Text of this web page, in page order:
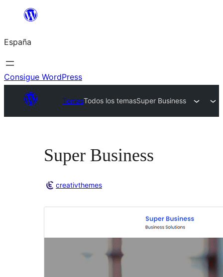
Saltar
contenido
España
Consigue WordPress
TemasTodos los temasSuper Business
Super Business
creativthemes